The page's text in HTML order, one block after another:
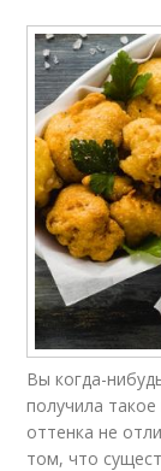
Вы когда-
получила
оттенка не
том, что